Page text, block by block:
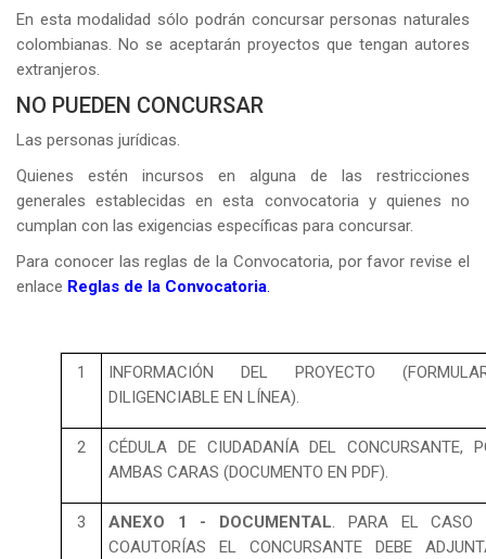
En esta modalidad sólo podrán concursar personas naturales
colombianas. No se aceptarán proyectos que tengan autores
extranjeros.
NO PUEDEN CONCURSAR
Las personas jurídicas.
Quienes estén incursos en alguna de las restricciones
generales establecidas en esta convocatoria y quienes no
cumplan con las exigencias específicas para concursar.
Para conocer las reglas de la Convocatoria, por favor revise el
enlace Reglas de la Convocatoria.
1
INFORMACIÓN DEL PROYECTO
DILIGENCIABLE EN LÍNEA).
2
CÉDULA DE CIUDADANÍA DEL CONCURSANTE,
AMBAS CARAS (DOCUMENTO EN PDF).
3 ANEXO 1 - DOCUMENTAL. PARA EL CASO
COAUTORÍAS EL CONCURSANTE DEBE